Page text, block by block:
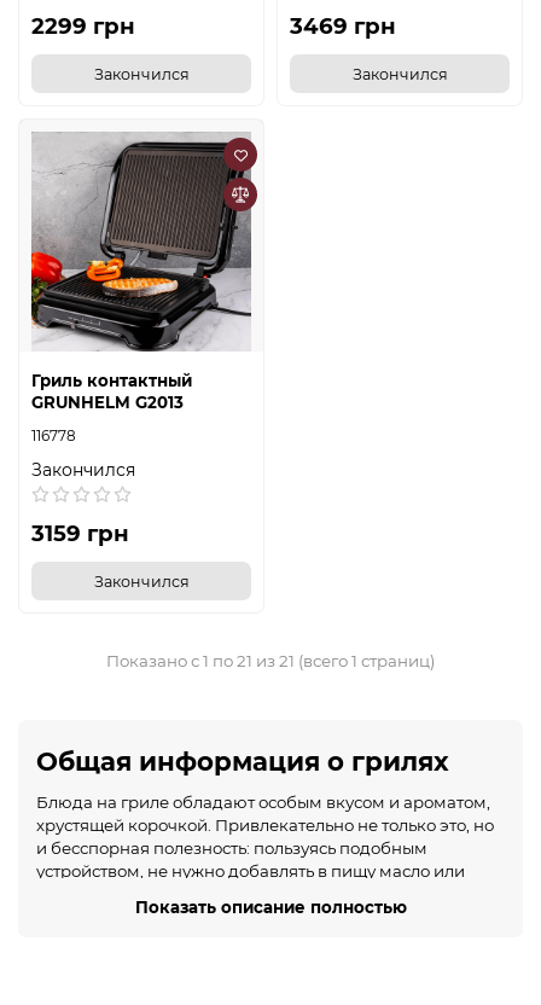
2299 грн
Закончился
3469 грн
Закончился
Гриль контактный
GRUNHELM G2013
116778
Закончился
3159 грн
Закончился
Показано с 1 по 21 из 21 (всего 1 страниц)
Общая информация о грилях
Блюда на гриле обладают особым вкусом и ароматом,
хрустящей корочкой. Привлекательно не только это, но
и бесспорная полезность: пользуясь подобным
устройством, не нужно добавлять в пищу масло или
является прибором, и стоит ли его покупать.
Показать описание полностью
Показать описание полностью